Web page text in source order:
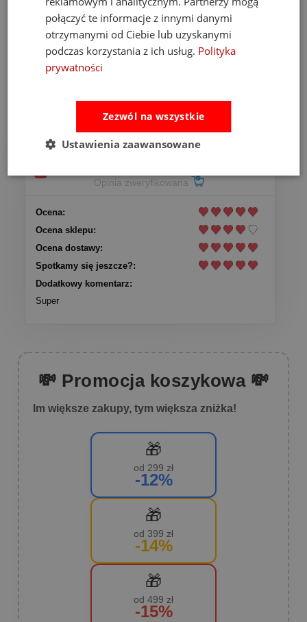
Opinia zweryfikowana
Ocena:
Ocena sklepu:
Ocena dostawy:
Spotkamy się jeszcze?:
Dodatkowy komentarz:
Super
💸 Promocja koszykowa 💸
Im większe zakupy, tym większa zniżka!
🎁
od 299 zł
-12%
🎁
od 399 zł
-14%
🎁
od 499 zł
-15%
połączyć te informacje z innymi danymi
otrzymanymi od Ciebie lub uzyskanymi
podczas korzystania z ich usług. Polityka
prywatności
Zezwól na wszystkie
Ustawienia zaawansowane